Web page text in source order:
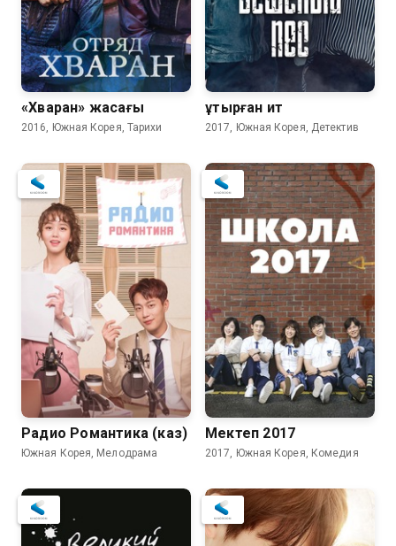
«Хваран» жасағы
2016, Южная Корея, Тарихи
Құтырған ит
2017, Южная Корея, Детектив
Радио Романтика (каз)
Южная Корея, Мелодрама
Мектеп 2017
2017, Южная Корея, Комедия